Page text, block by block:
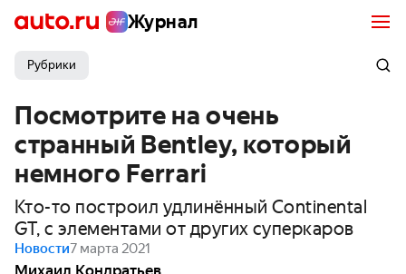
Журнал
Рубрики
Посмотрите на очень
странный Bentley, который
немного Ferrari
Кто-то построил удлинённый Continental
GT, с элементами от других суперкаров
Новости7 марта 2021
Михаил Кондратьев